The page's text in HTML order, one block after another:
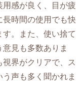
感が良く、目が疲
長時間の使用でも快
。また、使い捨て
見も多数ありま
界がクリアで、ス
声も多く聞かれま